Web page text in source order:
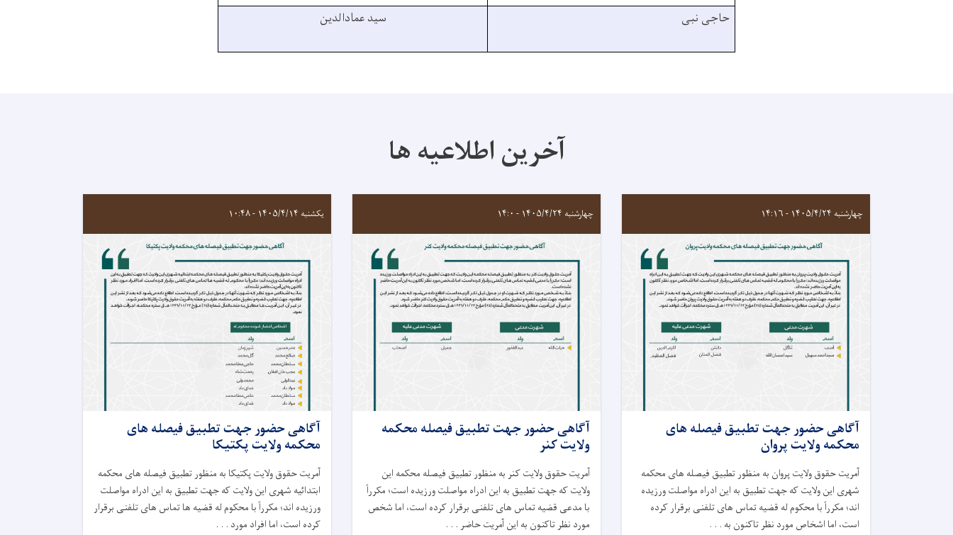
حاجی نبی سید عمادالدین
آخرین اطلاعیه ها
چهارشنبه ۱۴۰۵/۴/۲۴ - ۱۴:۱۶
آگاهی حضور جهت تطبیق فیصله های
محکمه ولایت پروان
آمریت حقوق ولایت پروان به منظور تطبیق فیصله های محکمه
شهری این ولایت که جهت تطبیق به این ادراه مواصلت ورزیده
اند؛ مکرراً با محکوم له قضیه تماس های تلفنی برقرار کرده
است، اما اشخاص مورد نظر تاکنون به . . .
چهارشنبه ۱۴۰۵/۴/۲۴ - ۱۴:۰
آگاهی حضور جهت تطبیق فیصله محکمه
ولایت کنر
آمریت حقوق ولایت کنر به منظور تطبیق فیصله محکمه این
ولایت که جهت تطبیق به این ادراه مواصلت ورزیده است؛ مکرراً
با مدعی قضیه تماس های تلفنی برقرار کرده است، اما شخص
مورد نظر تاکنون به این آمریت حاضر . . .
یکشنبه ۱۴۰۵/۴/۱۴ - ۱۰:۴۸
آگاهی حضور جهت تطبیق فیصله های
محکمه ولایت پکتیکا
آمریت حقوق ولایت پکتیکا به منظور تطبیق فیصله های محکمه
ابتدائیه شهری این ولایت که جهت تطبیق به این ادراه مواصلت
ورزیده اند؛ مکرراً با محکوم له قضیه ها تماس های تلفنی برقرار
کرده است، اما افراد مورد . . .